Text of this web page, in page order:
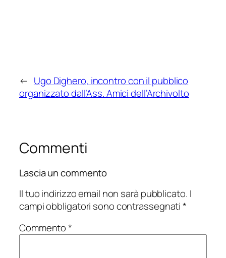
← Ugo Dighero, incontro con il pubblico
organizzato dall’Ass. Amici dell’Archivolto
Commenti
Lascia un commento
Il tuo indirizzo email non sarà pubblicato. I
campi obbligatori sono contrassegnati*
Commento*